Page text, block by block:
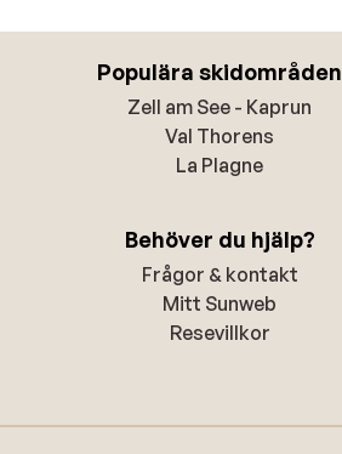
Populära skidområden
Zell am See - Kaprun
Val Thorens
La Plagne
Behöver du hjälp?
Frågor & kontakt
Mitt Sunweb
Resevillkor